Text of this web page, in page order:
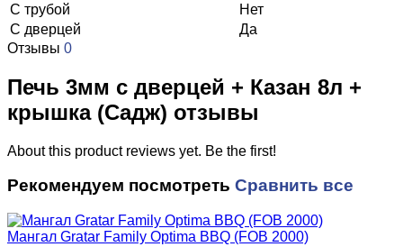
С трубой
Нет
С дверцей
Да
Отзывы 0
Печь 3мм с дверцей + Казан 8л +
крышка (Садж) отзывы
About this product reviews yet. Be the first!
Рекомендуем посмотреть Сравнить все
Мангал Gratar Family Optima BBQ (FOB 2000)